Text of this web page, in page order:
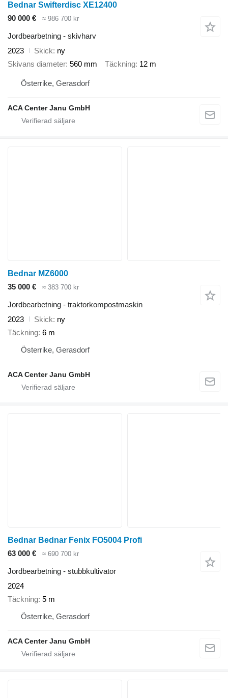
Bednar Swifterdisc XE12400
90 000 €
≈ 986 700 kr
Jordbearbetning - skivharv
2023
Skick ny
Skivans diameter 560 mm Täckning 12 m
Österrike, Gerasdorf
ACA Center Janu GmbH
Bednar MZ6000
35 000 €
≈ 383 700 kr
Jordbearbetning - traktorkompostmaskin
2023
Skick ny
Täckning 6 m
Österrike, Gerasdorf
ACA Center Janu GmbH
Bednar Bednar Fenix FO5004 Profi
63 000 €
≈ 690 700 kr
Jordbearbetning - stubbkultivator
2024
Täckning 5 m
Österrike, Gerasdorf
ACA Center Janu GmbH